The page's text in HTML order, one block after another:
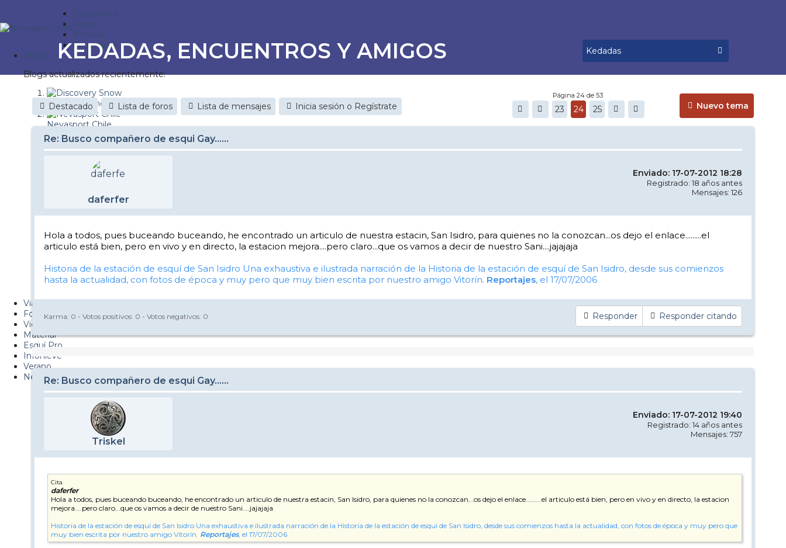
Estaciones
Foros
Noticias
Reportajes
Blogs
Blogs actualizados recientemente:
Discovery Snow
Nevasport Chile
Esquiaryviajar.com
nevasport blog
Diario de un friki
Revista NIX
Metiendo Cantos
Viajes
Fotos
Videos
Material
Esquí Pro
Infonieve
Verano
Nevalog
KEDADAS, ENCUENTROS Y AMIGOS
Nuevo tema
Destacado Lista de foros Lista de mensajes Inicia sesión o Regístrate
Página 24 de 53
23 24 25
Re: Busco compañero de esqui Gay......
daferfer
Enviado: 17-07-2012 18:28
Registrado: 18 años antes
Mensajes: 126
Hola a todos, pues buceando buceando, he encontrado un articulo de nuestra estacin, San Isidro, para quienes no la conozcan...os dejo el enlace.........el
articulo está bien, pero en vivo y en directo, la estacion mejora....pero claro...que os vamos a decir de nuestro Sani....jajajaja
Historia de la estación de esquí de San Isidro Una exhaustiva e ilustrada narración de la Historia de la estación de esquí de San Isidro, desde sus comienzos
hasta la actualidad, con fotos de época y muy pero que muy bien escrita por nuestro amigo Vitorín. Reportajes, el 17/07/2006
Responder Responder citando
Karma: 0 - Votos positivos: 0 - Votos negativos: 0
Re: Busco compañero de esqui Gay......
Triskel
Enviado: 17-07-2012 19:40
Registrado: 14 años antes
Mensajes: 757
Cita
daferfer
Hola a todos, pues buceando buceando, he encontrado un articulo de nuestra estacin, San Isidro, para quienes no la conozcan...os dejo el enlace.........el articulo está bien, pero en vivo y en directo, la estacion
mejora....pero claro...que os vamos a decir de nuestro Sani....jajajaja
Historia de la estación de esquí de San Isidro Una exhaustiva e ilustrada narración de la Historia de la estación de esquí de San Isidro, desde sus comienzos hasta la actualidad, con fotos de época y muy pero que
muy bien escrita por nuestro amigo Vitorín. Reportajes, el 17/07/2006